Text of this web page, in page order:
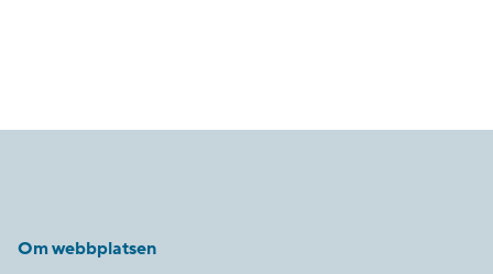
Om webbplatsen